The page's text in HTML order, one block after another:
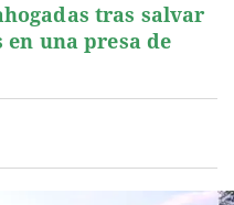
tras salvar
en una presa de